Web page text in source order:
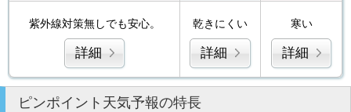
紫外線対策無しでも安心。
詳細
乾きにくい
詳細
寒い
詳細
ピンポイント天気予報の特長